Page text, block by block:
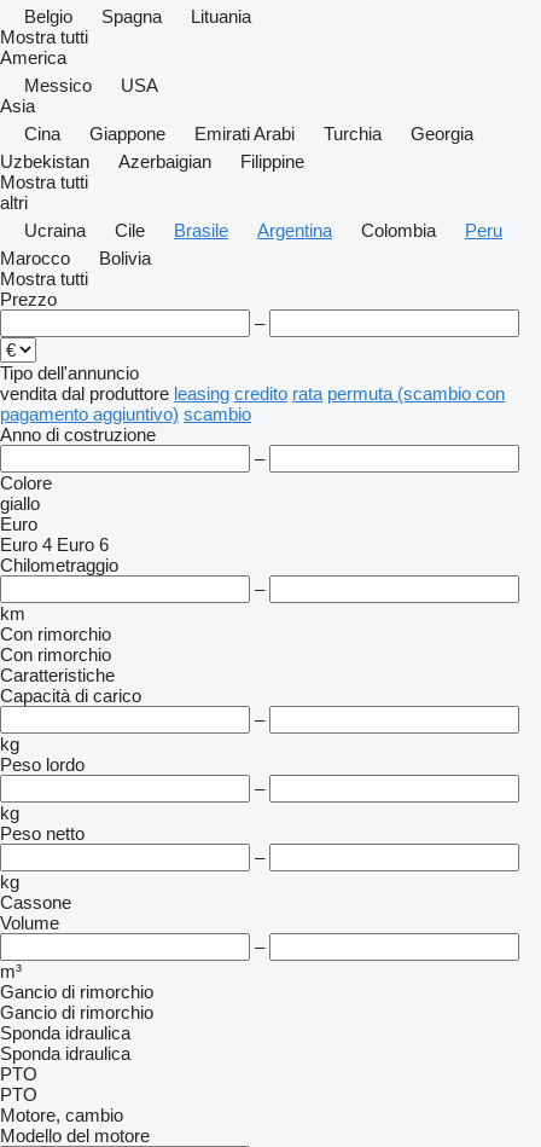
Belgio
Spagna
Lituania
Mostra tutti
America
Messico
USA
Asia
Cina
Giappone Emirati Arabi Turchia
Georgia
Uzbekistan
Azerbaigian
Filippine
Mostra tutti
altri
Ucraina
Cile Brasile Argentina Colombia
Peru
Marocco
Bolivia
Mostra tutti
Prezzo
–
Tipo dell'annuncio
vendita dal produttore leasing credito rata permuta (scambio con
pagamento aggiuntivo) scambio
Anno di costruzione
–
Colore
giallo
Euro
Euro 4 Euro 6
Chilometraggio
–
km
Con rimorchio
Con rimorchio
Caratteristiche
Capacità di carico
–
kg
Peso lordo
–
kg
Peso netto
–
kg
Cassone
Volume
–
m³
Gancio di rimorchio
Gancio di rimorchio
Sponda idraulica
Sponda idraulica
PTO
PTO
Motore, cambio
Modello del motore